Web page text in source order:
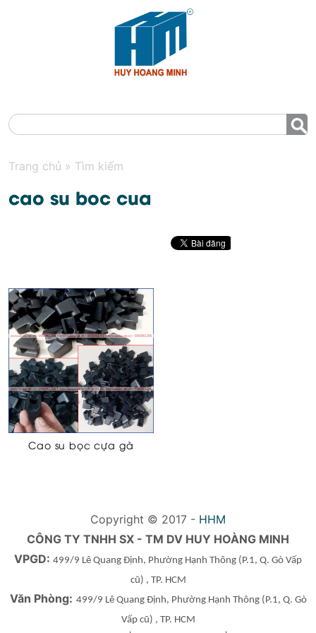
Trang chủ » Tìm kiếm
cao su boc cua
Cao su bọc cựa gà
Copyright © 2017 - HHM
CÔNG TY TNHH SX - TM DV HUY HOÀNG MINH
VPGD: 499/9 Lê Quang Định, Phường Hạnh Thông (P.1, Q. Gò Vấp
cũ) , TP. HCM
Văn Phòng: 499/9 Lê Quang Định, Phường Hạnh Thông(P.1, Q. Gò
Vấp cũ) , TP. HCM